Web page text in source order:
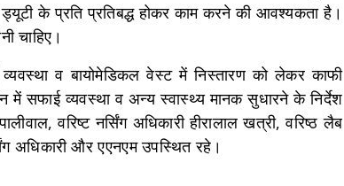
के प्रति प्रतिबद्ध होकर काम करने की आवश्यकता है।
चाहिए।
व बायोमेडिकल वेस्ट में निस्तारण को लेकर काफी
में सफाई व्यवस्था व अन्य स्वास्थ्य मानक सुधारने के निर्देश
वरिष्ट नर्सिंग अधिकारी हीरालाल खत्री, वरिष्ठ लैब
अधिकारी और एएनएम उपस्थित रहे।